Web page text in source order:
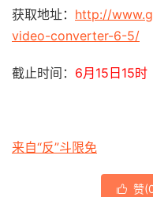
获取地址： http://
video-converter-6-5/
截止时间： 6月15日15时
来自“反”斗限免
 赞(